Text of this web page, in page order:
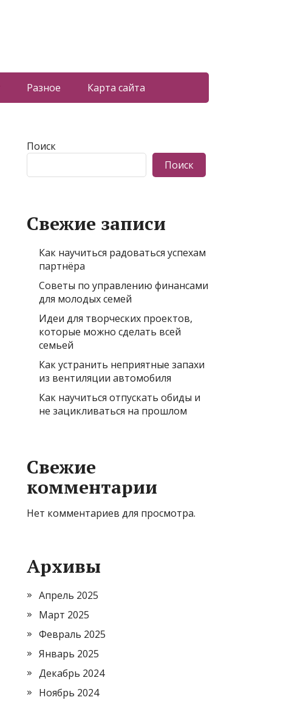
Разное Карта сайта
Поиск
Поиск
Свежие записи
Как научиться радоваться успехам
партнёра
Советы по управлению финансами
для молодых семей
Идеи для творческих проектов,
которые можно сделать всей
семьей
Как устранить неприятные запахи
из вентиляции автомобиля
Как научиться отпускать обиды и
не зацикливаться на прошлом
Свежие
комментарии
Нет комментариев для просмотра.
Архивы
Апрель 2025
Март 2025
Февраль 2025
Январь 2025
Декабрь 2024
Ноябрь 2024